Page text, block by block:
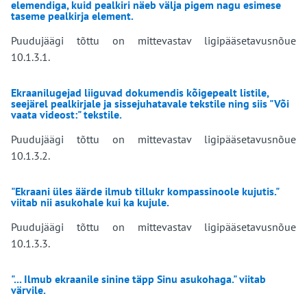
elemendiga, kuid pealkiri näeb välja pigem nagu esimese
taseme pealkirja element.
Puudujäägi tõttu on mittevastav ligipääsetavusnõue
10.1.3.1.
Ekraanilugejad liiguvad dokumendis kõigepealt listile,
seejärel pealkirjale ja sissejuhatavale tekstile ning siis "Või
vaata videost:" tekstile.
Puudujäägi tõttu on mittevastav ligipääsetavusnõue
10.1.3.2.
"Ekraani üles äärde ilmub tillukr kompassinoole kujutis."
viitab nii asukohale kui ka kujule.
Puudujäägi tõttu on mittevastav ligipääsetavusnõue
10.1.3.3.
"... Ilmub ekraanile sinine täpp Sinu asukohaga." viitab
värvile.